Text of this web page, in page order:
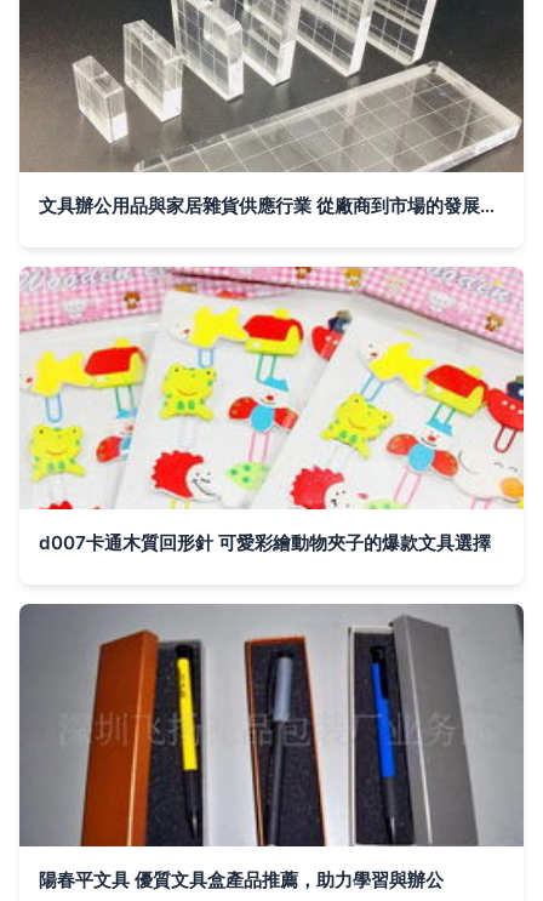
文具辦公用品與家居雜貨供應行業 從廠商到市場的發展趨勢
d007卡通木質回形針 可愛彩繪動物夾子的爆款文具選擇
陽春平文具 優質文具盒產品推薦，助力學習與辦公